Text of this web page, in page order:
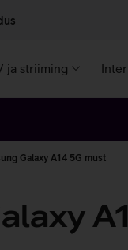
ja striiming
Galaxy A14 5G must